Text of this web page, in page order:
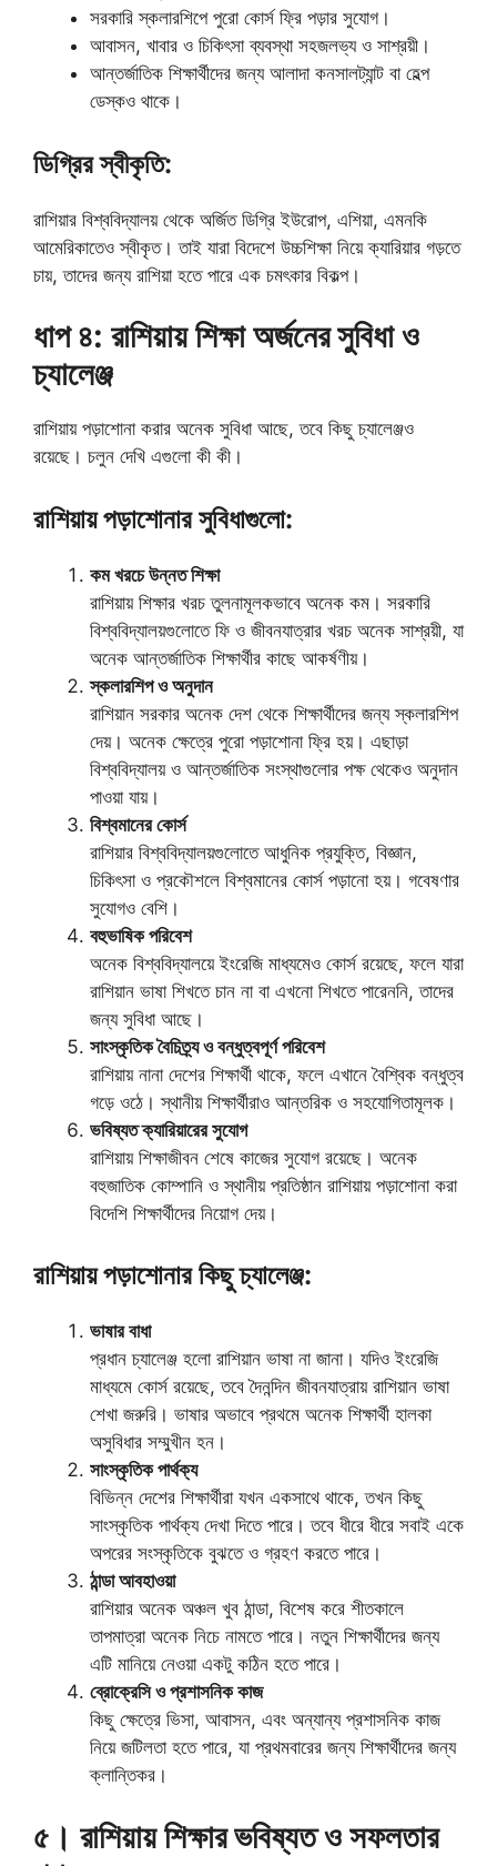
সরকারি স্কলারশিপে পুরো কোর্স ফ্রি পড়ার সুযোগ।
আবাসন, খাবার ও চিকিৎসা ব্যবস্থা সহজলভ্য ও সাশ্রয়ী।
আন্তর্জাতিক শিক্ষার্থীদের জন্য আলাদা কনসালট্যান্ট বা হেল্প
ডেস্কও থাকে।
ডিগ্রির স্বীকৃতি:
রাশিয়ার বিশ্ববিদ্যালয় থেকে অর্জিত ডিগ্রি ইউরোপ, এশিয়া, এমনকি
আমেরিকাতেও স্বীকৃত। তাই যারা বিদেশে উচ্চশিক্ষা নিয়ে ক্যারিয়ার গড়তে
চায়, তাদের জন্য রাশিয়া হতে পারে এক চমৎকার বিকল্প।
ধাপ ৪: রাশিয়ায় শিক্ষা অর্জনের সুবিধা ও
চ্যালেঞ্জ
রাশিয়ায় পড়াশোনা করার অনেক সুবিধা আছে, তবে কিছু চ্যালেঞ্জও
রয়েছে। চলুন দেখি এগুলো কী কী।
রাশিয়ায় পড়াশোনার সুবিধাগুলো:
কম খরচে উন্নত শিক্ষা
রাশিয়ায় শিক্ষার খরচ তুলনামূলকভাবে অনেক কম। সরকারি
বিশ্ববিদ্যালয়গুলোতে ফি ও জীবনযাত্রার খরচ অনেক সাশ্রয়ী, যা
অনেক আন্তর্জাতিক শিক্ষার্থীর কাছে আকর্ষণীয়।
স্কলারশিপ ও অনুদান
রাশিয়ান সরকার অনেক দেশ থেকে শিক্ষার্থীদের জন্য স্কলারশিপ
দেয়। অনেক ক্ষেত্রে পুরো পড়াশোনা ফ্রি হয়। এছাড়া
বিশ্ববিদ্যালয় ও আন্তর্জাতিক সংস্থাগুলোর পক্ষ থেকেও অনুদান
পাওয়া যায়।
বিশ্বমানের কোর্স
রাশিয়ার বিশ্ববিদ্যালয়গুলোতে আধুনিক প্রযুক্তি, বিজ্ঞান,
চিকিৎসা ও প্রকৌশলে বিশ্বমানের কোর্স পড়ানো হয়। গবেষণার
সুযোগও বেশি।
বহুভাষিক পরিবেশ
অনেক বিশ্ববিদ্যালয়ে ইংরেজি মাধ্যমেও কোর্স রয়েছে, ফলে যারা
রাশিয়ান ভাষা শিখতে চান না বা এখনো শিখতে পারেননি, তাদের
জন্য সুবিধা আছে।
সাংস্কৃতিক বৈচিত্র্য ও বন্ধুত্বপূর্ণ পরিবেশ
রাশিয়ায় নানা দেশের শিক্ষার্থী থাকে, ফলে এখানে বৈশ্বিক বন্ধুত্ব
গড়ে ওঠে। স্থানীয় শিক্ষার্থীরাও আন্তরিক ও সহযোগিতামূলক।
ভবিষ্যত ক্যারিয়ারের সুযোগ
রাশিয়ায় শিক্ষাজীবন শেষে কাজের সুযোগ রয়েছে। অনেক
বহুজাতিক কোম্পানি ও স্থানীয় প্রতিষ্ঠান রাশিয়ায় পড়াশোনা করা
বিদেশি শিক্ষার্থীদের নিয়োগ দেয়।
রাশিয়ায় পড়াশোনার কিছু চ্যালেঞ্জ:
ভাষার বাধা
প্রধান চ্যালেঞ্জ হলো রাশিয়ান ভাষা না জানা। যদিও ইংরেজি
মাধ্যমে কোর্স রয়েছে, তবে দৈনন্দিন জীবনযাত্রায় রাশিয়ান ভাষা
শেখা জরুরি। ভাষার অভাবে প্রথমে অনেক শিক্ষার্থী হালকা
অসুবিধার সম্মুখীন হন।
সাংস্কৃতিক পার্থক্য
বিভিন্ন দেশের শিক্ষার্থীরা যখন একসাথে থাকে, তখন কিছু
সাংস্কৃতিক পার্থক্য দেখা দিতে পারে। তবে ধীরে ধীরে সবাই একে
অপরের সংস্কৃতিকে বুঝতে ও গ্রহণ করতে পারে।
ঠান্ডা আবহাওয়া
রাশিয়ার অনেক অঞ্চল খুব ঠান্ডা, বিশেষ করে শীতকালে
তাপমাত্রা অনেক নিচে নামতে পারে। নতুন শিক্ষার্থীদের জন্য
এটি মানিয়ে নেওয়া একটু কঠিন হতে পারে।
ব্রোক্রেসি ও প্রশাসনিক কাজ
কিছু ক্ষেত্রে ভিসা, আবাসন, এবং অন্যান্য প্রশাসনিক কাজ
নিয়ে জটিলতা হতে পারে, যা প্রথমবারের জন্য শিক্ষার্থীদের জন্য
ক্লান্তিকর।
৫। রাশিয়ায় শিক্ষার ভবিষ্যত ও সফলতার